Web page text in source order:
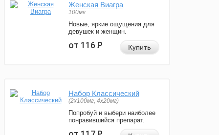
Женская Виагра
100мг
Новые, яркие ощущения для
девушек и женщин.
от 116Р Купить
Набор Классический
(2x100мг, 4x20мг)
Попробуй и выбери наиболее
понравившийся препарат.